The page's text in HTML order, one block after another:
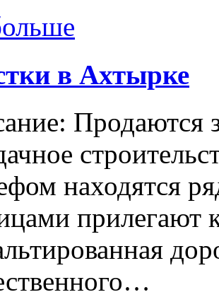
в Ахтырке
Продаются
находятся
прилегают